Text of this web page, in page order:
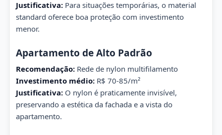
Justificativa: Para situações temporárias, o material
standard oferece boa proteção com investimento
menor.
Apartamento de Alto Padrão
Recomendação: Rede de nylon multifilamento
Investimento médio: R$ 70-85/m²
Justificativa: O nylon é praticamente invisível,
preservando a estética da fachada e a vista do
apartamento.